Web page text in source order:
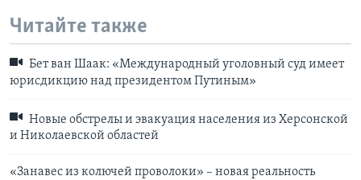
Читайте также
Бет ван Шаак: «Международный уголовный суд имеет
юрисдикцию над президентом Путиным»
Hовые обстрелы и эвакуация населения из Херсонской
и Николаевской областей
«Занавес из колючей проволоки» – новая реальность